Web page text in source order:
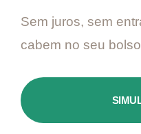
Sem juros, sem
cabem no seu